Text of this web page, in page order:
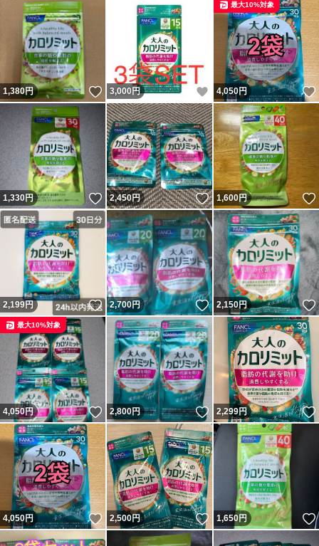
1,380円 いいね！
3,000 円 いいね！
4,050円
最大10%対象
1,330円 いいね！
2,450円 いいね！
1,600円
2,199円 いいね！
2,700円 いいね！
2,150円
4,050円 いいね！
最大10%対象
2,800円 いいね！
2,299円
4,050円 いいね！
2,500円 いいね！
1,650円